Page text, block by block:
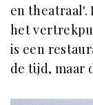
en
het
is een
de tijd, maar